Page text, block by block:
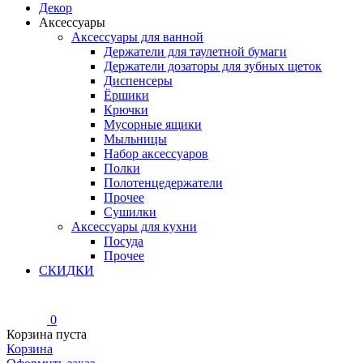
Декор
Аксессуары
Аксессуары для ванной
Держатели для таулетной бумаги
Держатели дозаторы для зубных щеток
Диспенсеры
Ёршики
Крючки
Мусорные ящики
Мыльницы
Набор аксессуаров
Полки
Полотенцедержатели
Прочее
Сушилки
Аксессуары для кухни
Посуда
Прочее
СКИДКИ
0
Корзина пуста
Корзина